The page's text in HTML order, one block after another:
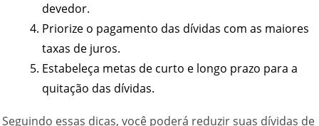
devedor.
Priorize o pagamento das dívidas com as maiores
taxas de juros.
Estabeleça metas de curto e longo prazo para a
quitação das dívidas.
Seguindo essas dicas, você poderá reduzir suas dívidas de